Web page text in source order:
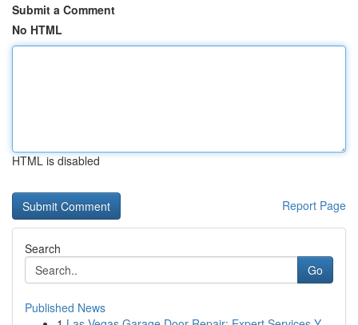
Submit a Comment
No HTML
HTML is disabled
Report Page
Search
Go
Published News